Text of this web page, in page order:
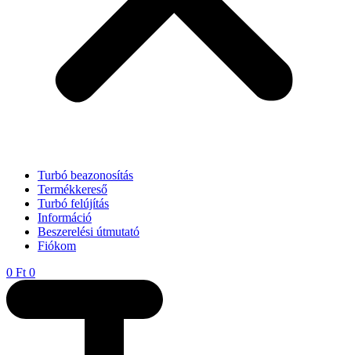
Turbó beazonosítás
Termékkereső
Turbó felújítás
Információ
Beszerelési útmutató
Fiókom
0 Ft 0